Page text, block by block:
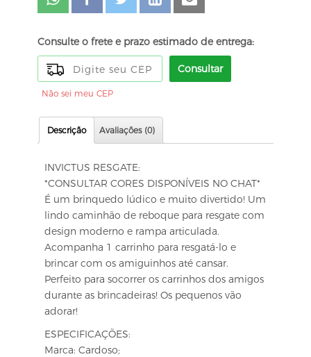
Consulte o frete e prazo estimado de entrega:
Consultar
Não sei meu CEP
Descrição Avaliações (0)
INVICTUS RESGATE:
*CONSULTAR CORES DISPONÍVEIS NO CHAT*
É um brinquedo lúdico e muito divertido! Um
lindo caminhão de reboque para resgate com
design moderno e rampa articulada.
Acompanha 1 carrinho para resgatá-lo e
brincar com os amiguinhos até cansar.
Perfeito para socorrer os carrinhos dos amigos
durante as brincadeiras! Os pequenos vão
adorar!
ESPECIFICAÇÕES:
Marca: Cardoso;